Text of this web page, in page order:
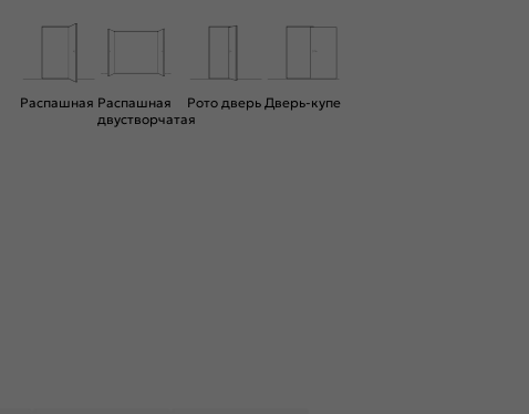
Распашная Распашная
двустворчатая
Рото дверь Дверь-купе